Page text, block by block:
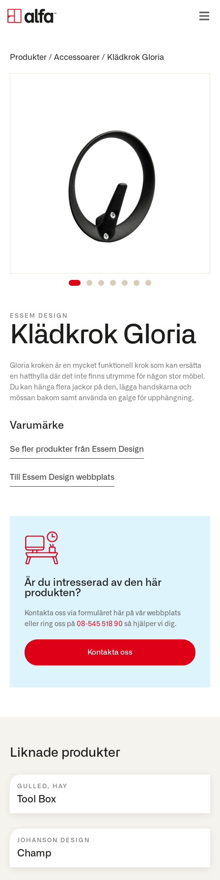
Produkter / Accessoarer / Klädkrok Gloria
ESSEM DESIGN
Klädkrok Gloria
Gloria kroken är en mycket funktionell krok som kan ersätta
en hatthylla där det inte finns utrymme för någon stor möbel.
Du kan hänga flera jackor på den, lägga handskarna och
mössan bakom samt använda en galge för upphängning.
Varumärke
Se fler produkter från Essem Design
Till Essem Design webbplats
Är du intresserad av den här
produkten?
Kontakta oss via formuläret här på vår webbplats
eller ring oss på 08-545 518 90 så hjälper vi dig.
Kontakta oss
Liknade produkter
GULLED, HAY
Tool Box
JOHANSON DESIGN
Champ